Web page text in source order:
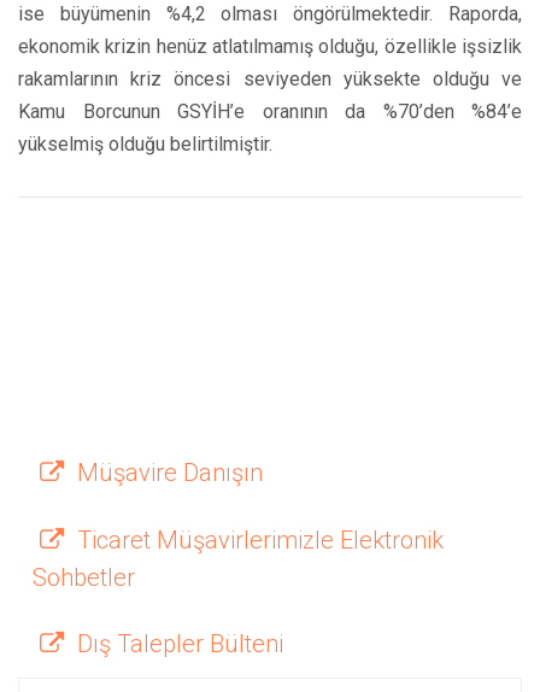
ise büyümenin %4,2 olması öngörülmektedir. Raporda,
ekonomik krizin henüz atlatılmamış olduğu, özellikle işsizlik
rakamlarının kriz öncesi seviyeden yüksekte olduğu ve
Kamu Borcunun GSYİH’e oranının da %70’den %84’e
yükselmiş olduğu belirtilmiştir.
Müşavire Danışın
Ticaret Müşavirlerimizle Elektronik
Sohbetler
Dış Talepler Bülteni